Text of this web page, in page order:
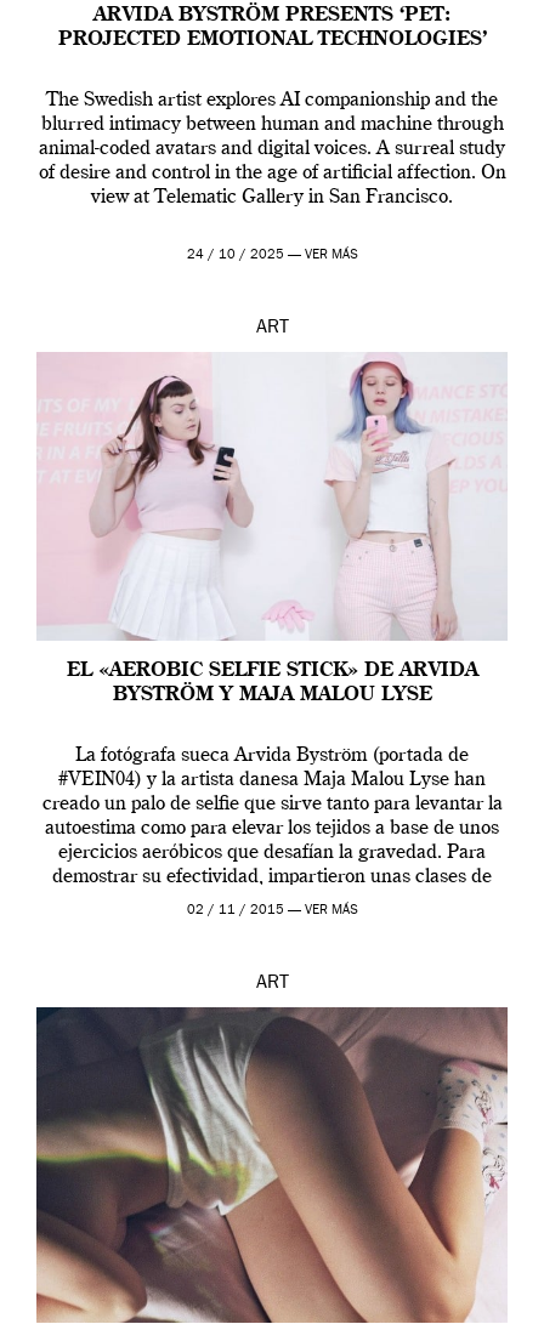
ARVIDA BYSTRÖM PRESENTS ‘PET:
PROJECTED EMOTIONAL TECHNOLOGIES’
The Swedish artist explores AI companionship and the
blurred intimacy between human and machine through
animal-coded avatars and digital voices. A surreal study
of desire and control in the age of artificial affection. On
view at Telematic Gallery in San Francisco.
24 / 10 / 2025 — VER MÁS
ART
EL «AEROBIC SELFIE STICK» DE ARVIDA
BYSTRÖM Y MAJA MALOU LYSE
La fotógrafa sueca Arvida Byström (portada de
#VEIN04) y la artista danesa Maja Malou Lyse han
creado un palo de selfie que sirve tanto para levantar la
autoestima como para elevar los tejidos a base de unos
ejercicios aeróbicos que desafían la gravedad. Para
demostrar su efectividad, impartieron unas clases de
prueba en el Tate […]
02 / 11 / 2015 — VER MÁS
ART